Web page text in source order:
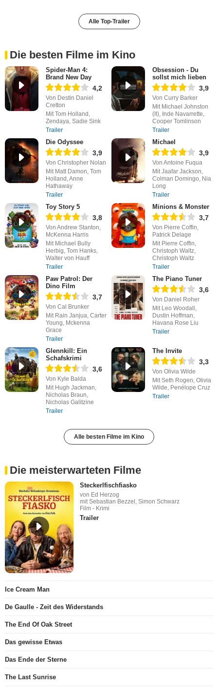
Alle Top-Trailer
Die besten Filme im Kino
Spider-Man 4:
Brand New Day
4,2
Von Destin Daniel
Cretton
Mit Tom Holland,
Zendaya, Sadie Sink
Trailer
Obsession - Du
sollst mich lieben
3,9
Von Curry Barker
Mit Michael Johnston
(II), Inde Navarrette,
Cooper Tomlinson
Trailer
Die Odyssee
3,9
Von Christopher Nolan
Mit Matt Damon, Tom
Holland, Anne
Hathaway
Trailer
Michael
3,9
Von Antoine Fuqua
Mit Jaafar Jackson,
Colman Domingo, Nia
Long
Trailer
Toy Story 5
3,8
Von Andrew Stanton,
McKenna Harris
Mit Michael Bully
Herbig, Tom Hanks,
Walter von Hauff
Trailer
Minions & Monster
3,7
Von Pierre Coffin,
Patrick Delage
Mit Pierre Coffin,
Christoph Waltz,
Christoph Waltz
Trailer
Paw Patrol: Der
Dino Film
3,7
Von Cal Brunker
Mit Rain Janjua, Carter
Young, Mckenna
Grace
Trailer
The Piano Tuner
3,6
Von Daniel Roher
Mit Leo Woodall,
Dustin Hoffman,
Havana Rose Liu
Trailer
Glennkill: Ein
Schafskrimi
3,6
Von Kyle Balda
Mit Hugh Jackman,
Nicholas Braun,
Nicholas Galitzine
Trailer
The Invite
3,3
Von Olivia Wilde
Mit Seth Rogen, Olivia
Wilde, Penélope Cruz
Trailer
Alle besten Filme im Kino
Die meisterwarteten Filme
Steckerlfischfiasko
von Ed Herzog
mit Sebastian Bezzel, Simon Schwarz
Film - Krimi
Trailer
Ice Cream Man
De Gaulle - Zeit des Widerstands
The End Of Oak Street
Das gewisse Etwas
Das Ende der Sterne
The Last Sunrise